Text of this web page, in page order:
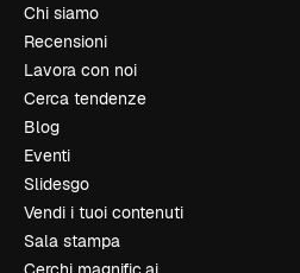
Chi siamo
Recensioni
Lavora con noi
Cerca tendenze
Blog
Eventi
Slidesgo
Vendi i tuoi contenuti
Sala stampa